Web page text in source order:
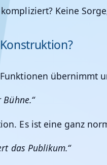
Keine
übernimmt
Es ist eine ganz
das Publikum.“